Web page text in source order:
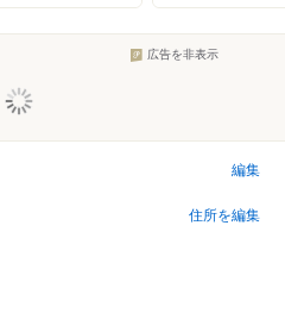
広告を非表示
編集
住所を編集